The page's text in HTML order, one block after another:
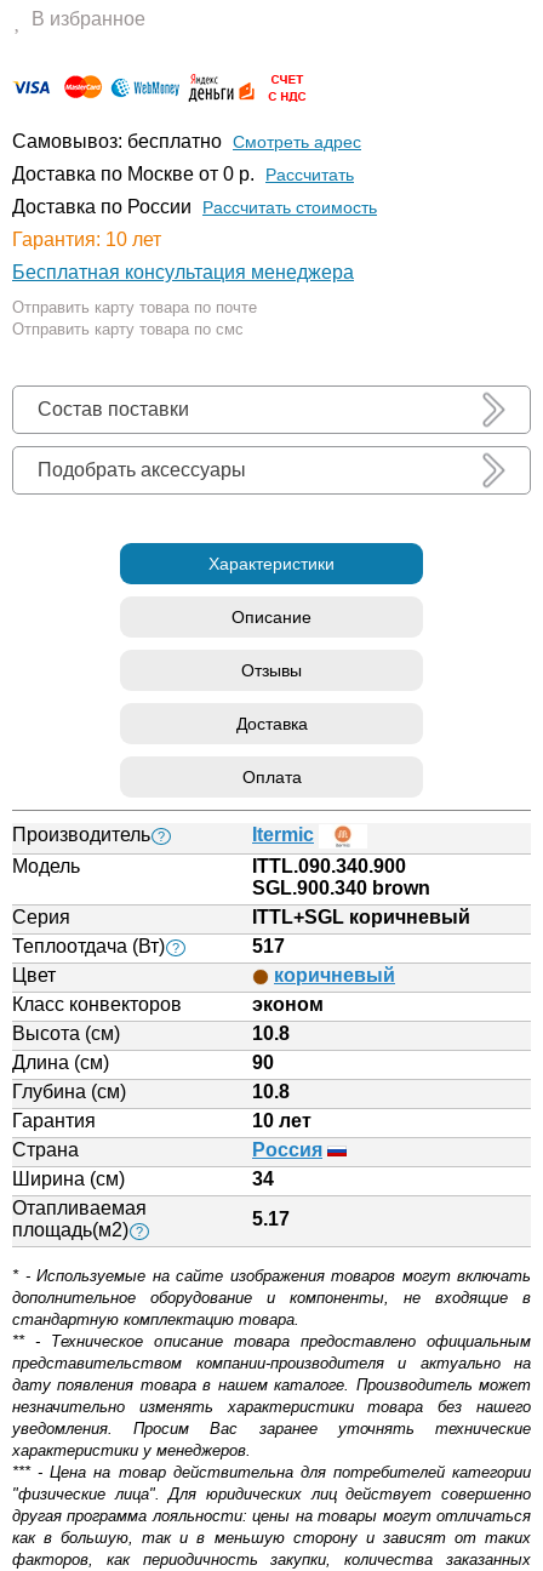
В избранное
Самовывоз: бесплатно Смотреть адрес
Доставка по Москве от 0 р. Расcчитать
Доставка по России Рассчитать стоимость
Гарантия: 10 лет
Бесплатная консультация менеджера
Отправить карту товара по почте
Отправить карту товара по смс
Состав поставки
Подобрать аксессуары
Характеристики
Описание
Отзывы
Доставка
Оплата
Производитель ?
Itermic
Модель
ITTL.090.340.900
SGL.900.340 brown
Серия
ITTL+SGL коричневый
Теплоотдача (Вт) ?
517
Цвет
коричневый
Класс конвекторов
эконом
Высота (см)
10.8
Длина (см)
90
Глубина (см)
10.8
Гарантия
10 лет
Страна
Россия
Ширина (см)
34
Отапливаемая
площадь(м2) ?
5.17
* - Используемые на сайте изображения товаров могут включать
дополнительное оборудование и компоненты, не входящие в
стандартную комплектацию товара.
** - Техническое описание товара предоставлено официальным
представительством компании-производителя и актуально на
дату появления товара в нашем каталоге. Производитель может
незначительно изменять характеристики товара без нашего
уведомления. Просим Вас заранее уточнять технические
характеристики у менеджеров.
*** - Цена на товар действительна для потребителей категории
"физические лица". Для юридических лиц действует совершенно
другая программа лояльности: цены на товары могут отличаться
как в большую, так и в меньшую сторону и зависят от таких
факторов, как периодичность закупки, количества заказанных